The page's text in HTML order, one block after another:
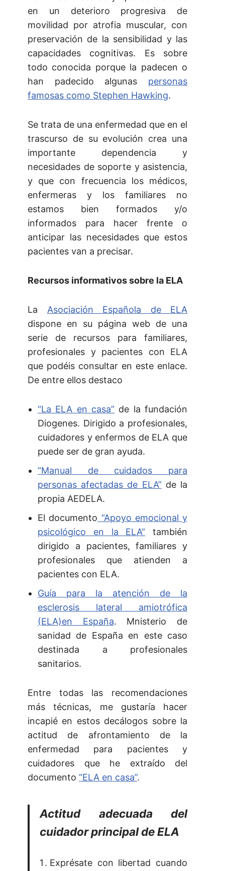
en un deterioro progresiva de
movilidad por atrofia muscular, con
preservación de la sensibilidad y las
capacidades cognitivas. Es sobre
todo conocida porque la padecen o
han padecido algunas personas
famosas como Stephen Hawking.
Se trata de una enfermedad que en el
trascurso de su evolución crea una
importante dependencia y
necesidades de soporte y asistencia,
y que con frecuencia los médicos,
enfermeras y los familiares no
estamos bien formados y/o
informados para hacer frente o
anticipar las necesidades que estos
pacientes van a precisar.
Recursos informativos sobre la ELA
La Asociación Española de ELA
dispone en su página web de una
serie de recursos para familiares,
profesionales y pacientes con ELA
que podéis consultar en este enlace.
De entre ellos destaco
“La ELA en casa” de la fundación
Diogenes. Dirigido a profesionales,
cuidadores y enfermos de ELA que
puede ser de gran ayuda.
“Manual de cuidados para
personas afectadas de ELA” de la
propia AEDELA.
El documento “Apoyo emocional y
psicológico en la ELA” también
dirigido a pacientes, familiares y
profesionales que atienden a
pacientes con ELA.
Guía para la atención de la
esclerosis lateral amiotrófica
(ELA)en España. Mnisterio de
sanidad de España en este caso
destinada a profesionales
sanitarios.
Entre todas las recomendaciones
más técnicas, me gustaría hacer
incapié en estos decálogos sobre la
actitud de afrontamiento de la
enfermedad para pacientes y
cuidadores que he extraído del
documento “ELA en casa”.
Actitud adecuada del
cuidador principal de ELA
Exprésate con libertad cuando